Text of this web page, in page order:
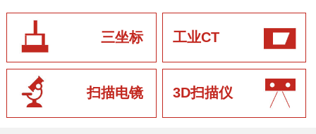
三坐标 工业CT
扫描电镜 3D扫描仪